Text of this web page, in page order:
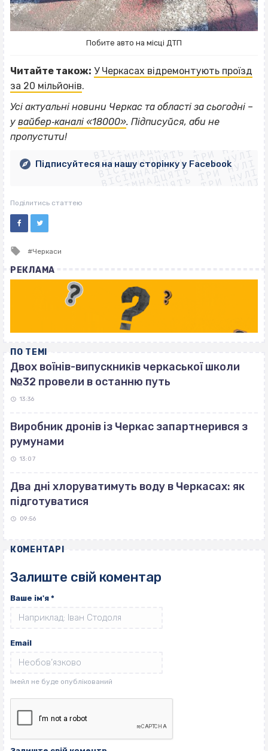
Побите авто на місці ДТП
Читайте також: У Черкасах відремонтують проїзд
за 20 мільйонів.
Усі актуальні новини Черкас та області за сьогодні –
у вайбер‐каналі «18000». Підписуйся, аби не
пропустити!
ВІСІМНАДЦЯТЬ ТРИ НУЛІ
ВІСІМНАДЦЯТЬ ТРИ НУЛІ
ВІСІМНАДЦЯТЬ ТРИ НУЛІ
ВІСІМНАДЦЯТЬ ТРИ НУЛІ
ВІСІМНАДЦЯТЬ ТРИ НУЛІ
ВІСІМНАДЦЯТЬ ТРИ НУЛІ
ВІСІМНАДЦЯТЬ ТРИ НУЛІ
ВІСІМНАДЦЯТЬ ТРИ НУЛІ
Підписуйтеся на нашу сторінку у Facebook
Поділитись статтею
Tagged
Черкаси
РЕКЛАМА
ПО ТЕМІ
Двох воїнів-випускників черкаської школи
№32 провели в останню путь
13:36
Виробник дронів із Черкас запартнерився з
румунами
13:07
Два дні хлоруватимуть воду в Черкасах: як
підготуватися
09:56
КОМЕНТАРІ
Залиште свій коментар
Ваше ім'я *
Email